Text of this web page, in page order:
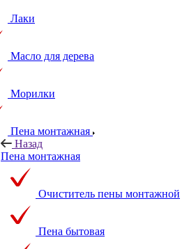
Лаки
Масло для дерева
Морилки
Пена монтажная
Назад
Пена монтажная
Очиститель пены монтажной
Пена бытовая